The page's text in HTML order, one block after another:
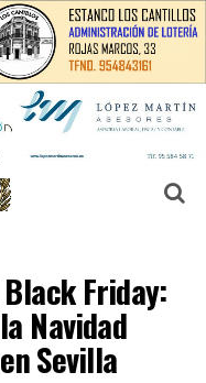
Friday:
Navidad
Sevilla